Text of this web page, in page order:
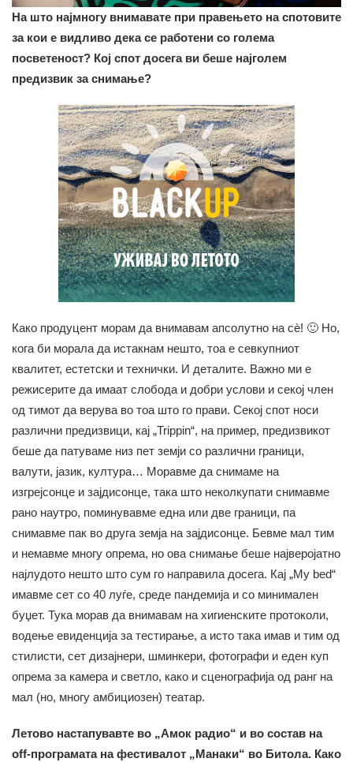
На што најмногу внимавате при правењето на спотовите
за кои е видливо дека се работени со голема
посветеност? Кој спот досега ви беше најголем
предизвик за снимање?
Како продуцент морам да внимавам апсолутно на сè! 🙂 Но,
кога би морала да истакнам нешто, тоа е севкупниот
квалитет, естетски и технички. И деталите. Важно ми е
режисерите да имаат слобода и добри услови и секој член
од тимот да верува во тоа што го прави. Секој спот носи
различни предизвици, кај „Trippin“, на пример, предизвикот
беше да патуваме низ пет земји со различни граници,
валути, јазик, култура… Моравме да снимаме на
изгрејсонце и зајдисонце, така што неколкупати снимавме
рано наутро, поминувавме една или две граници, па
снимавме пак во друга земја на зајдисонце. Бевме мал тим
и немавме многу опрема, но ова снимање беше најверојатно
најлудото нешто што сум го направила досега. Кај „My bed“
имавме сет со 40 луѓе, среде пандемија и со минимален
буџет. Тука морав да внимавам на хигиенските протоколи,
водење евиденција за тестирање, а исто така имав и тим од
стилисти, сет дизајнери, шминкери, фотографи и еден куп
опрема за камера и светло, како и сценографија од ранг на
мал (но, многу амбициозен) театар.
Летово настапувавте во „Амок радио“ и во состав на
off-програмата на фестивалот „Манаки“ во Битола. Како